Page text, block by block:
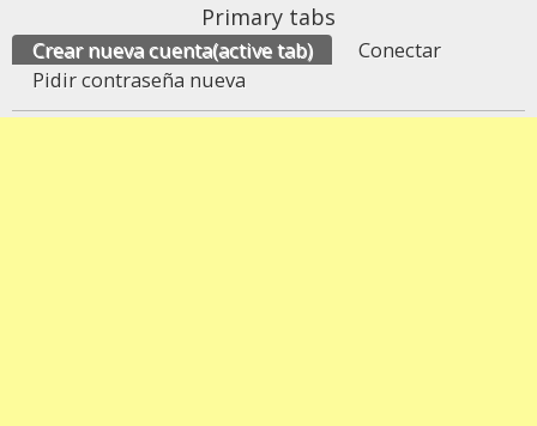
Primary tabs
Crear nueva cuenta(active tab)
Conectar
Pidir contraseña nueva